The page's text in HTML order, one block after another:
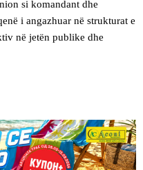
si komandant dhe
i angazhuar në strukturat e
në jetën publike dhe